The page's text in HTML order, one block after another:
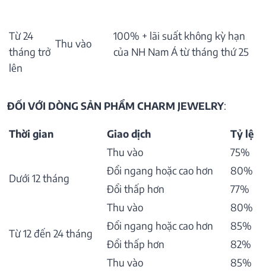
Từ 24
tháng trở
lên
Thu vào
100% + lãi suất không kỳ hạn
của NH Nam Á từ tháng thứ 25
ĐỐI VỚI DÒNG SẢN PHẨM CHARM JEWELRY:
Thời gian Giao dịch Tỷ lệ
Dưới 12 tháng
Thu vào
75%
Đổi ngang hoặc cao hơn
80%
Đổi thấp hơn
77%
Từ 12 đến 24 tháng
Thu vào
80%
Đổi ngang hoặc cao hơn
85%
Đổi thấp hơn
82%
Thu vào
85%